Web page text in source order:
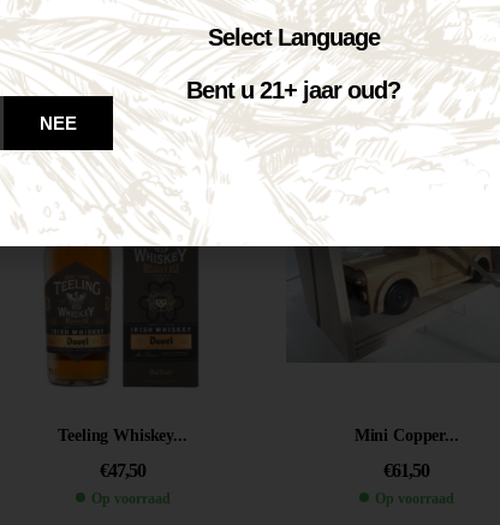
Jägermeister Orange...
€28,25
Op voorraad
VOEG TOE AAN WINKELWAGEN
Teeling Single...
€36,50
Op voorraad
VOEG TOE AAN WINKELWAGEN
Teeling Whiskey...
€47,50
Op voorraad
Mini Copper...
€61,50
Op voorraad
Select Language
Bent u 21+ jaar oud?
NEE